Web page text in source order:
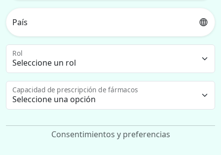
País
Rol
Capacidad de prescripción de fármacos
Consentimientos y preferencias